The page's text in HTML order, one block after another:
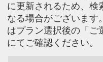
に更新されるため、検
なる場合がございます
はプラン選択後の「ご
にてご確認ください。